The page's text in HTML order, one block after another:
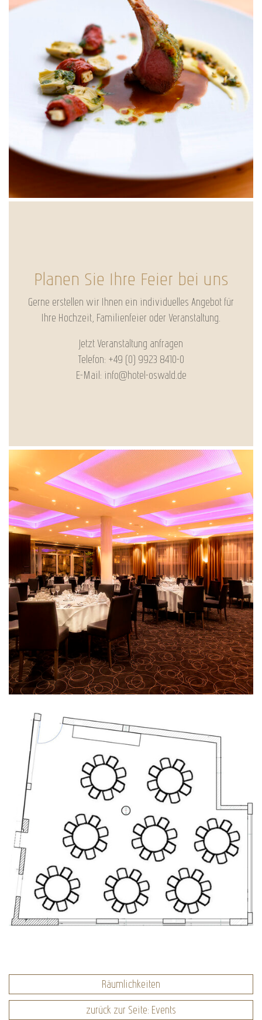
Planen Sie Ihre Feier bei uns
Gerne erstellen wir Ihnen ein individuelles Angebot für
Ihre Hochzeit, Familienfeier oder Veranstaltung.
Jetzt Veranstaltung anfragen
Telefon: +49 (0) 9923 8410-0
E-Mail: info@hotel-oswald.de
Räumlichkeiten
zurück zur Seite: Events